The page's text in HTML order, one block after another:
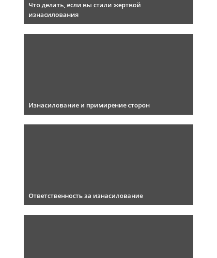
Что делать, если вы стали жертвой
изнасилования
Изнасилование и примирение сторон
Ответственность за изнасилование